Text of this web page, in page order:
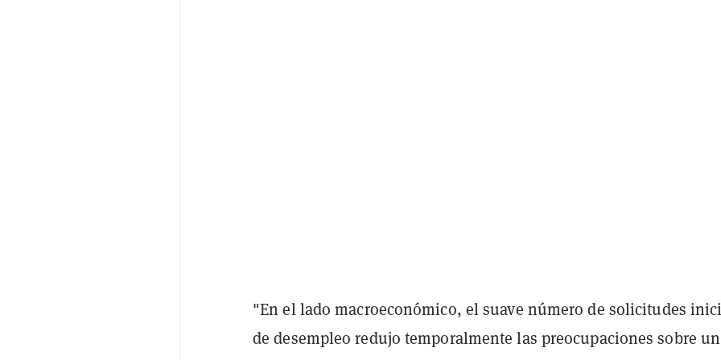
"En el lado macroeconómico, el suave número de solicitudes
de desempleo redujo temporalmente las preocupaciones sobre un